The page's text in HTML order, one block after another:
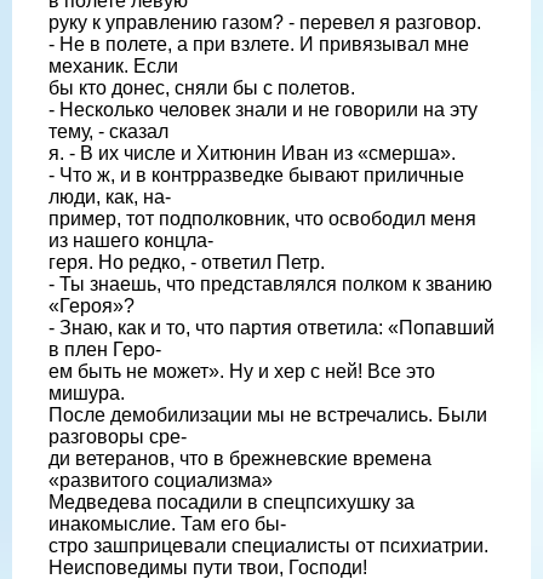
руку к управлению газом? - перевел я разговор.
- Не в полете, а при взлете. И привязывал мне
механик. Если
бы кто донес, сняли бы с полетов.
- Несколько человек знали и не говорили на эту
тему, - сказал
я. - В их числе и Хитюнин Иван из «смерша».
- Что ж, и в контрразведке бывают приличные
люди, как, на-
пример, тот подполковник, что освободил меня
из нашего концла-
геря. Но редко, - ответил Петр.
- Ты знаешь, что представлялся полком к званию
«Героя»?
- Знаю, как и то, что партия ответила: «Попавший
в плен Геро-
ем быть не может». Ну и хер с ней! Все это
мишура.
После демобилизации мы не встречались. Были
разговоры сре-
ди ветеранов, что в брежневские времена
«развитого социализма»
Медведева посадили в спецпсихушку за
инакомыслие. Там его бы-
стро зашприцевали специалисты от психиатрии.
Неисповедимы пути твои, Господи!